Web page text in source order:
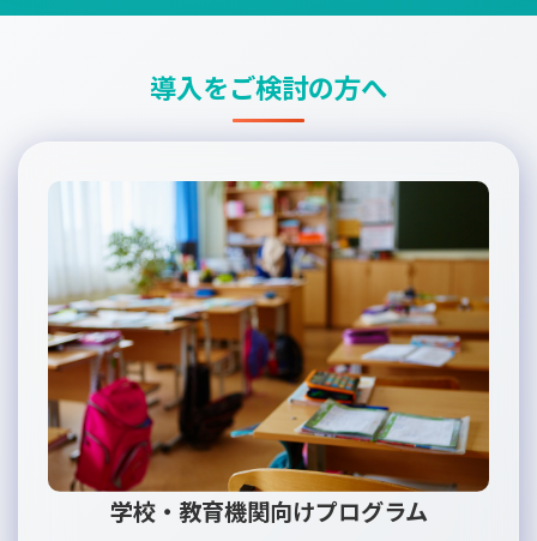
導入をご検討の方へ
学校・教育機関向けプログラム